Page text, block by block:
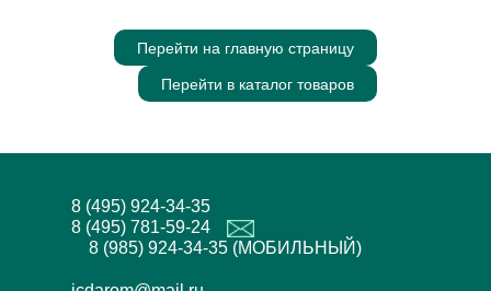
Перейти на главную страницу
Перейти в каталог товаров
8 (495) 924-34-35
8 (495) 781-59-24
8 (985) 924-34-35 (МОБИЛЬНЫЙ)